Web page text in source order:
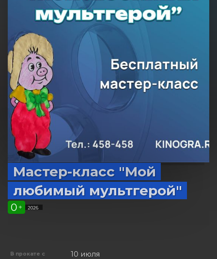
Мастер-класс "Мой
любимый мультгерой"
0 + 2026
В прокате с 10 июля